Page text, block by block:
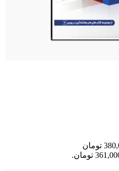
قیمت اصلی: 380,000 تومان